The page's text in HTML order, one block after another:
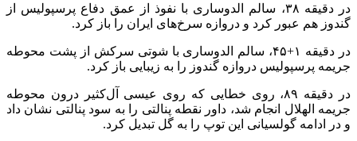
در دقیقه ۳۸، سالم الدوساری با نفوذ از عمق دفاع پرسپولیس از
گندوز هم عبور کرد و دروازه سرخ‌های ایران را باز کرد.
در دقیقه ۱+۴۵، سالم الدوساری با شوتی سرکش از پشت محوطه
جریمه پرسپولیس دروازه گندوز را به زیبایی باز کرد.
در دقیقه ۸۹، روی خطایی که روی عیسی آل‌کثیر درون محوطه
جریمه الهلال انجام شد، داور نقطه پنالتی را به سود پنالتی نشان داد
و در ادامه گولسیانی این توپ را به گل تبدیل کرد.